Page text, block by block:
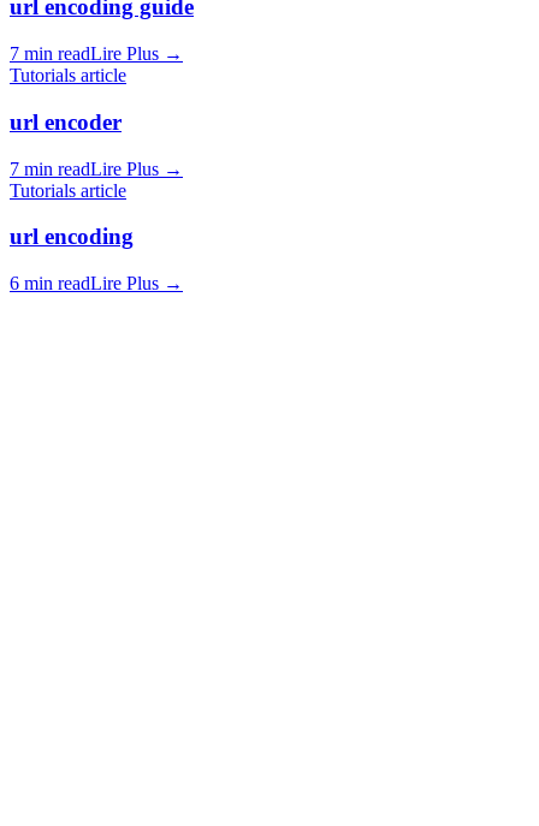
url encoding guide
7 min readLire Plus →
Tutorials article
url encoder
7 min readLire Plus →
Tutorials article
url encoding
6 min readLire Plus →